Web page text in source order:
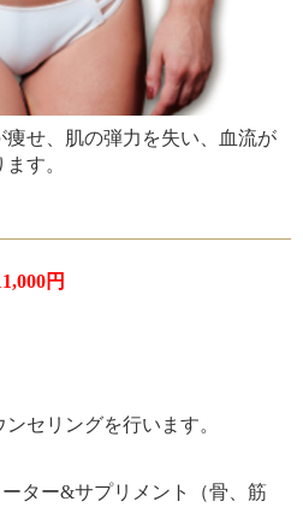
せ、肌の弾力を失い、血流が
す。
円
セリングを行います。
ター&サプリメント（骨、筋